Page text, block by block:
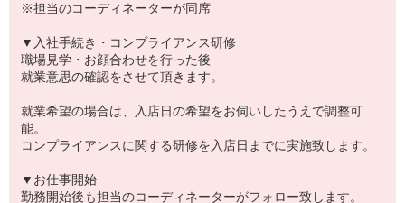
※担当のコーディネーターが同席
▼入社手続き・コンプライアンス研修
職場見学・お顔合わせを行った後
就業意思の確認をさせて頂きます。
就業希望の場合は、入店日の希望をお伺いしたうえで調整可
能。
コンプライアンスに関する研修を入店日までに実施致します。
▼お仕事開始
勤務開始後も担当のコーディネーターがフォロー致します。